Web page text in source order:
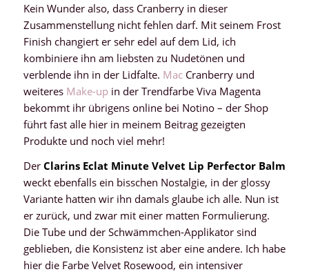
Kein Wunder also, dass Cranberry in dieser
Zusammenstellung nicht fehlen darf. Mit seinem Frost
Finish changiert er sehr edel auf dem Lid, ich
kombiniere ihn am liebsten zu Nudetönen und
verblende ihn in der Lidfalte. Mac Cranberry und
weiteres Make-upin der Trendfarbe Viva Magenta
bekommt ihr übrigens online bei Notino – der Shop
führt fast alle hier in meinem Beitrag gezeigten
Produkte und noch viel mehr!
Der Clarins Eclat Minute Velvet Lip Perfector Balm
weckt ebenfalls ein bisschen Nostalgie, in der glossy
Variante hatten wir ihn damals glaube ich alle. Nun ist
er zurück, und zwar mit einer matten Formulierung.
Die Tube und der Schwämmchen-Applikator sind
geblieben, die Konsistenz ist aber eine andere. Ich habe
hier die Farbe Velvet Rosewood, ein intensiver